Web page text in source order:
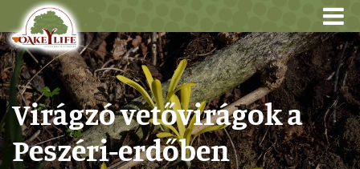
Virágzó vetővirágok a
Peszéri-erdőben